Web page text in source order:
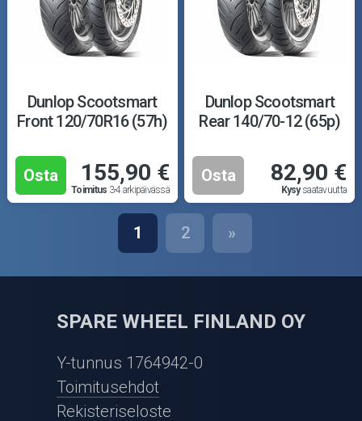
Dunlop Scootsmart
Front 120/70R16 (57h)
Osta 155,90 €
Toimitus 3-4 arkipäivässä
Dunlop Scootsmart
Rear 140/70-12 (65p)
Osta 82,90 €
Kysysaatavuutta
1 2 »
SPARE WHEEL FINLAND OY
Y-tunnus 1764942-0
Toimitusehdot
Rekisteriseloste